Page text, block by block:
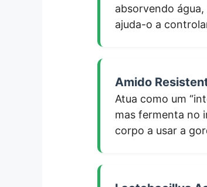
absorvendo
ajuda-o a
Amido
Atua como um
mas fermenta no
corpo a usar a